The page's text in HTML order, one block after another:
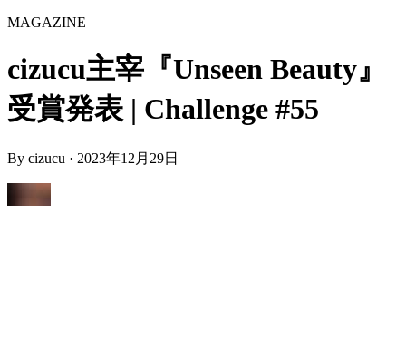
MAGAZINE
cizucu主宰『Unseen Beauty』
受賞発表 | Challenge #55
By cizucu · 2023年12月29日